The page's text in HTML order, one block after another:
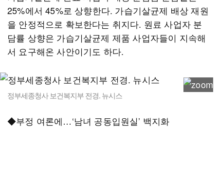
25%에서 45%로 상향한다. 가습기살균제 배상 재원
을 안정적으로 확보한다는 취지다. 원료 사업자 분
담률 상향은 가습기살균제 제품 사업자들이 지속해
서 요구해온 사안이기도 하다.
정부세종청사 보건복지부 전경. 뉴시스
◆부정 여론에…‘남녀 공동입원실’ 백지화